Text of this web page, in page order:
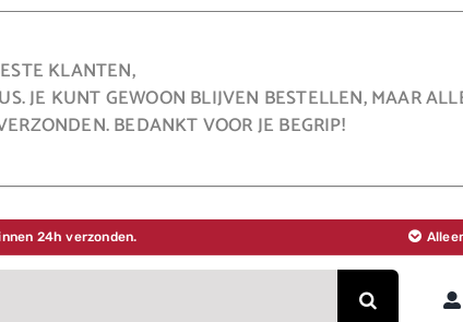
KLANTEN,
JE KUNT GEWOON BLIJVEN BESTELLEN, MAAR
BEDANKT VOOR JE BEGRIP!
24h verzonden.